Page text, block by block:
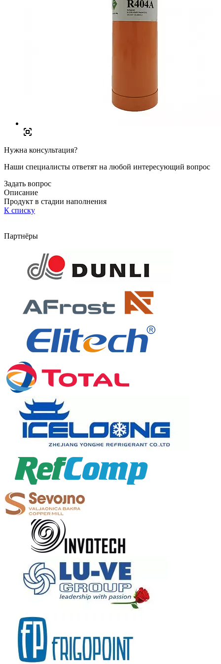
Нужна консультация?
Наши специалисты ответят на любой интересующий вопрос
Задать вопрос
Описание
Продукт в стадии наполнения
К списку
Партнёры